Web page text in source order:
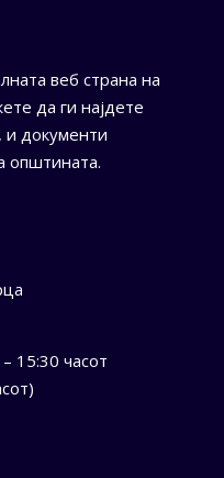
веб страна на
да ги најдете
и документи
општината.
15:30 часот